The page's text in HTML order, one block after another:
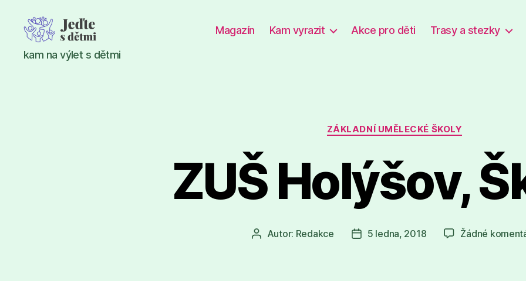
Jeďte
s
kam na výlet s dětmi
Magazín Kam vyrazit Akce pro děti Trasy a stezky
Rubriky
ZÁKLADNÍ UMĚLECKÉ ŠKOLY
ZUŠ Holýšov,
AutorAutor: Redakce
Datum
5 ledna, 2018 Žádné